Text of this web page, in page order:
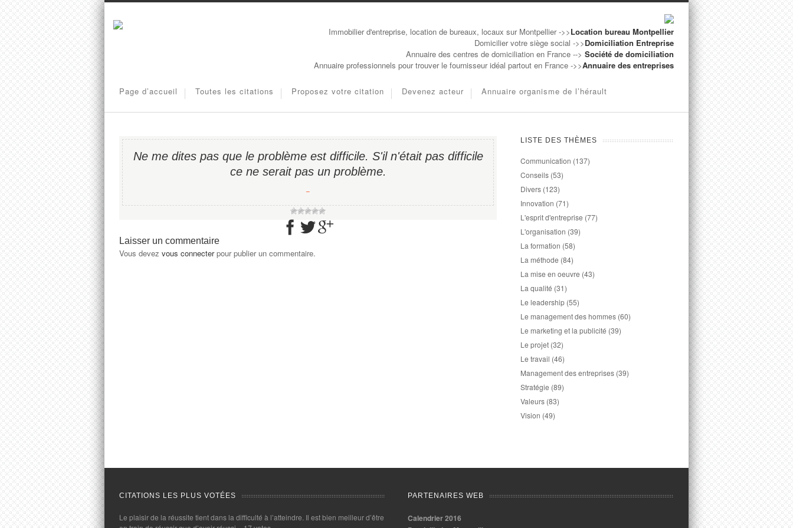
Immobilier d'entreprise, location de bureaux, locaux sur Montpellier ->>Location bureau Montpellier
Domicilier votre siège social ->>Domiciliation Entreprise
Annuaire des centres de domiciliation en France --> Société de domiciliation
Annuaire professionnels pour trouver le fournisseur idéal partout en France ->>Annuaire des entreprises
Page d’accueil Toutes les citations Proposez votre citation Devenez acteur Annuaire organisme de l’hérault
Ne me dites pas que le problème est difficile. S'il n'était pas difficile
ce ne serait pas un problème.
−
Laisser un commentaire
Vous devez vous connecterpour publier un commentaire.
LISTE DES THÈMES
Communication (137)
Conseils (53)
Divers (123)
Innovation (71)
L'esprit d'entreprise (77)
L'organisation (39)
La formation (58)
La méthode (84)
La mise en oeuvre (43)
La qualité (31)
Le leadership (55)
Le management des hommes (60)
Le marketing et la publicité (39)
Le projet (32)
Le travail (46)
Management des entreprises (39)
Stratégie (89)
Valeurs (83)
Vision (49)
CITATIONS LES PLUS VOTÉES
Le plaisir de la réussite tient dans la difficulté à l’atteindre. Il est bien meilleur d’être
PARTENAIRES WEB
Calendrier 2016